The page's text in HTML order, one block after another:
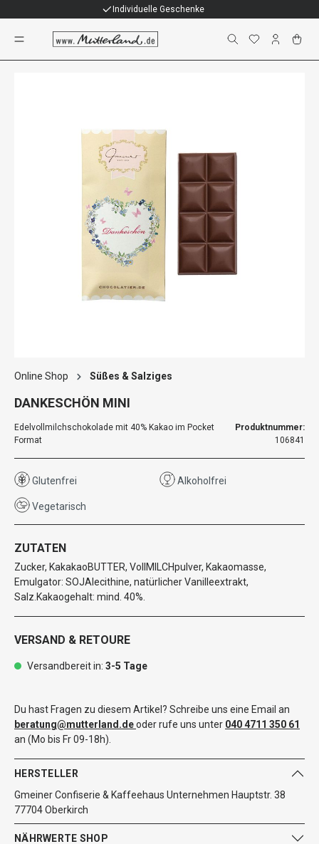
Individuelle Geschenke
Online Shop Süßes & Salziges
DANKESCHÖN MINI
Edelvollmilchschokolade mit 40% Kakao im Pocket
Format
Produktnummer:
106841
Glutenfrei Alkoholfrei
Vegetarisch
ZUTATEN
Zucker, KakakaoBUTTER, VollMILCHpulver, Kakaomasse,
Emulgator: SOJAlecithine, natürlicher Vanilleextrakt,
Salz.Kakaogehalt: mind. 40%.
VERSAND & RETOURE
Versandbereit in: 3-5 Tage
Du hast Fragen zu diesem Artikel? Schreibe uns eine Email an
beratung@mutterland.deoder rufe uns unter 040 4711 350 61
an (Mo bis Fr 09-18h).
HERSTELLER
Gmeiner Confiserie & Kaffeehaus Unternehmen Hauptstr. 38
77704 Oberkirch
NÄHRWERTE SHOP